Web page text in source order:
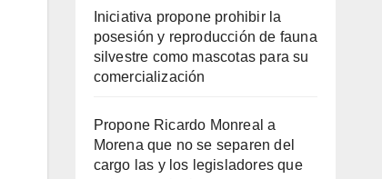
Iniciativa propone prohibir la
posesión y reproducción de fauna
silvestre como mascotas para su
comercialización
Propone Ricardo Monreal a
Morena que no se separen del
cargo las y los legisladores que